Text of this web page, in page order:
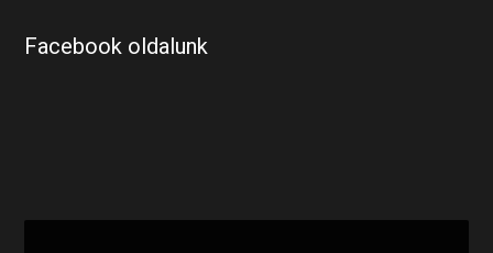
Facebook oldalunk